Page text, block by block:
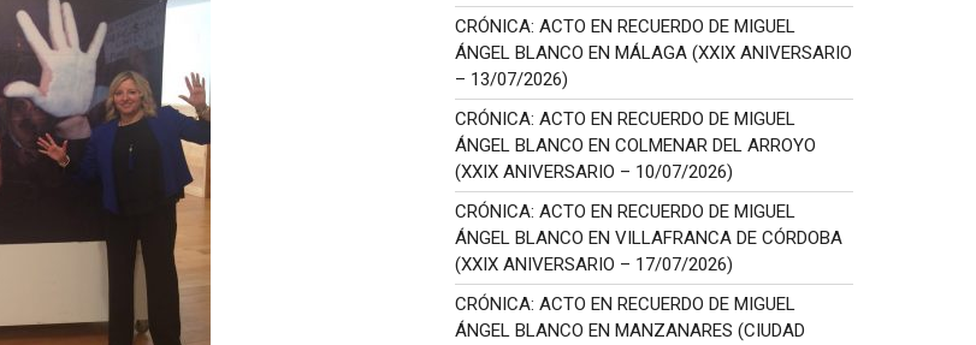
CRÓNICA: ACTO EN RECUERDO DE MIGUEL
ÁNGEL BLANCO EN MÁLAGA (XXIX ANIVERSARIO
– 13/07/2026)
CRÓNICA: ACTO EN RECUERDO DE MIGUEL
ÁNGEL BLANCO EN COLMENAR DEL ARROYO
(XXIX ANIVERSARIO – 10/07/2026)
CRÓNICA: ACTO EN RECUERDO DE MIGUEL
ÁNGEL BLANCO EN VILLAFRANCA DE CÓRDOBA
(XXIX ANIVERSARIO – 17/07/2026)
CRÓNICA: ACTO EN RECUERDO DE MIGUEL
ÁNGEL BLANCO EN MANZANARES (CIUDAD